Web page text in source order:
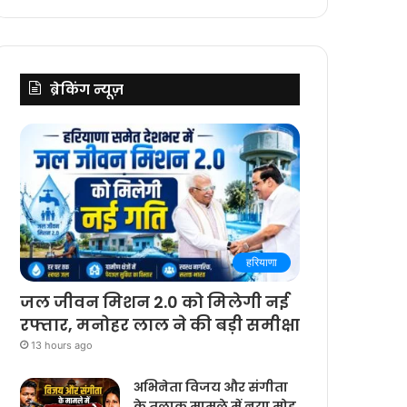
ब्रेकिंग न्यूज़
हरियाणा
जल जीवन मिशन 2.0 को मिलेगी नई
रफ्तार, मनोहर लाल ने की बड़ी समीक्षा
13 hours ago
अभिनेता विजय और संगीता